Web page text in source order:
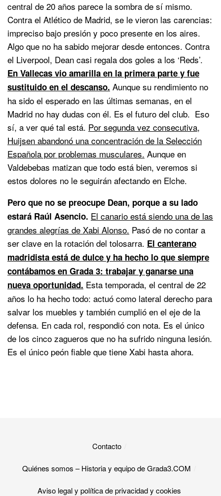
central de 20 años parece la sombra de sí mismo.
Contra el Atlético de Madrid, se le vieron las carencias:
impreciso bajo presión y poco presente en los aires.
Algo que no ha sabido mejorar desde entonces. Contra
el Liverpool, Dean casi regala dos goles a los ‘Reds’.
En Vallecas vio amarilla en la primera parte y fue
sustituido en el descanso. Aunque su rendimiento no
ha sido el esperado en las últimas semanas, en el
Madrid no hay dudas con él. Es el futuro del club. Eso
sí, a ver qué tal está. Por segunda vez consecutiva,
Huijsen abandonó una concentración de la Selección
Española por problemas musculares. Aunque en
Valdebebas matizan que todo está bien, veremos si
estos dolores no le seguirán afectando en Elche.
Pero que no se preocupe Dean, porque a su lado
estará Raúl Asencio. El canario está siendo una de las
grandes alegrías de Xabi Alonso. Pasó de no contar a
ser clave en la rotación del tolosarra. El canterano
madridista está de dulce y ha hecho lo que siempre
contábamos en Grada 3: trabajar y ganarse una
nueva oportunidad. Esta temporada, el central de 22
años lo ha hecho todo: actuó como lateral derecho para
salvar los muebles y también cumplió en el eje de la
defensa. En cada rol, respondió con nota. Es el único
de los cinco zagueros que no ha sufrido ninguna lesión.
Es el único peón fiable que tiene Xabi hasta ahora.
Contacto
Quiénes somos – Historia y equipo de Grada3.COM
Aviso legal y política de privacidad y cookies​